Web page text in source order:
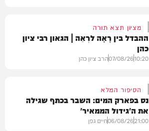
מציון תצא תורה
ההבדל בין רָאָה לרְאֵה | הגאון רבי ציון
כהן
10:20
07/08/26הרב ציון כהן
הסיפור המלא
נס בפארק המים: השבר בכתף שגילה
את ה'גידול הממאיר'
21:00
06/08/26חיים גפן